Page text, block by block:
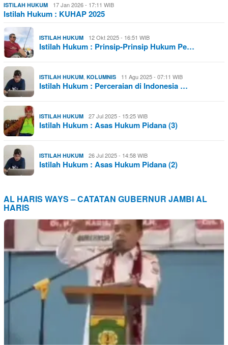
ISTILAH HUKUM 17 Jan 2026 - 17:11 WIB
Istilah Hukum : KUHAP 2025
ISTILAH HUKUM 12 Okt 2025 - 16:51 WIB
Istilah Hukum : Prinsip-Prinsip Hukum Pe…
ISTILAH HUKUM, KOLUMNIS 11 Agu 2025 - 07:11 WIB
Istilah Hukum : Perceraian di Indonesia …
ISTILAH HUKUM 27 Jul 2025 - 15:25 WIB
Istilah Hukum : Asas Hukum Pidana (3)
ISTILAH HUKUM 26 Jul 2025 - 14:58 WIB
Istilah Hukum : Asas Hukum Pidana (2)
AL HARIS WAYS – CATATAN GUBERNUR JAMBI AL
HARIS